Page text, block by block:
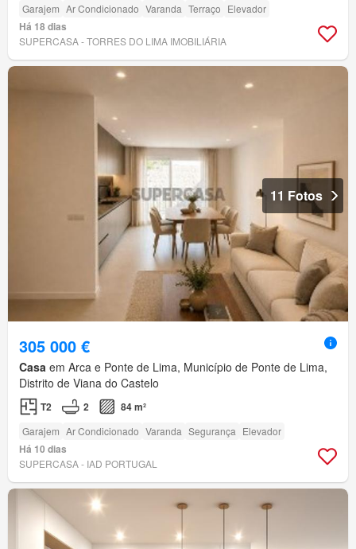
Garajem Ar Condicionado Varanda Terraço Elevador
Há 18 dias
SUPERCASA - TORRES DO LIMA IMOBILIÁRIA
11 Fotos
305 000 €
Casa em Arca e Ponte de Lima, Município de Ponte de Lima,
Distrito de Viana do Castelo
T2 2 84 m²
Garajem Ar Condicionado Varanda Segurança Elevador
Há 10 dias
SUPERCASA - IAD PORTUGAL